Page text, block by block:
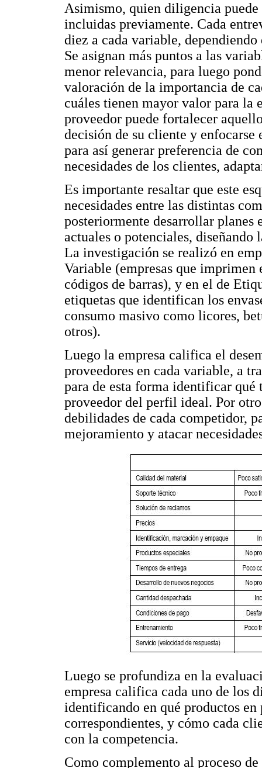
Asimismo, quien diligencia
incluidas previamente. Cada
diez a cada variable,
Se asignan más puntos a las
menor relevancia, para luego
valoración de la importancia de
cuáles tienen mayor valor para la
proveedor puede fortalecer
decisión de su cliente y
para así generar preferencia de
necesidades de los clientes,
Es importante resaltar que este
necesidades entre las distintas
posteriormente desarrollar planes
actuales o potenciales, diseñando
La investigación se realizó en
Variable (empresas que imprimen
códigos de barras), y en el de
etiquetas que identifican los
consumo masivo como licores,
otros).
Luego la empresa califica el
proveedores en cada variable, a
para de esta forma identificar qué
proveedor del perfil ideal. Por
debilidades de cada competidor,
mejoramiento y atacar
Luego se profundiza en la
empresa califica cada uno de los
identificando en qué productos en
correspondientes, y cómo cada
con la competencia.
Como complemento al proceso